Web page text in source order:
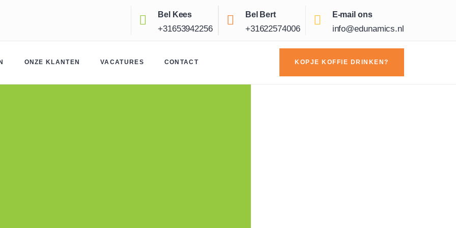
Bel Kees
+31653942256
Bel Bert
+31622574006
E-mail ons
info@edunamics.nl
ONZE KLANTEN VACATURES CONTACT KOPJE KOFFIE DRINKEN?